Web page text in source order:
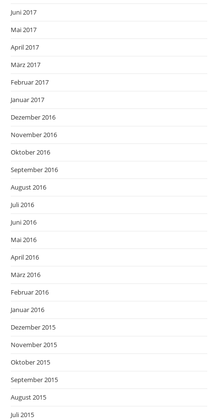
Juni 2017
Mai 2017
April 2017
März 2017
Februar 2017
Januar 2017
Dezember 2016
November 2016
Oktober 2016
September 2016
August 2016
Juli 2016
Juni 2016
Mai 2016
April 2016
März 2016
Februar 2016
Januar 2016
Dezember 2015
November 2015
Oktober 2015
September 2015
August 2015
Juli 2015